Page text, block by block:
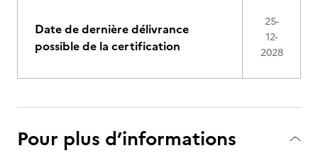
Date de dernière délivrance
possible de la certification
25-
12-
2028
Pour plus d’informations